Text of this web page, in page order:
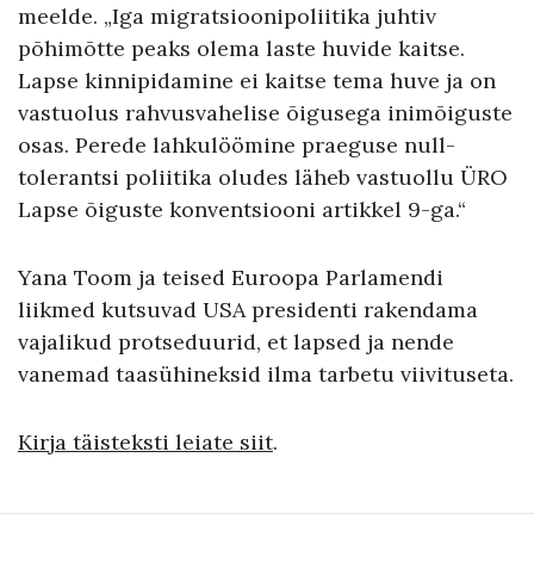
meelde. „Iga migratsioonipoliitika juhtiv
põhimõtte peaks olema laste huvide kaitse.
Lapse kinnipidamine ei kaitse tema huve ja on
vastuolus rahvusvahelise õigusega inimõiguste
osas. Perede lahkulöömine praeguse null-
tolerantsi poliitika oludes läheb vastuollu ÜRO
Lapse õiguste konventsiooni artikkel 9-ga.“
Yana Toom ja teised Euroopa Parlamendi
liikmed kutsuvad USA presidenti rakendama
vajalikud protseduurid, et lapsed ja nende
vanemad taasühineksid ilma tarbetu viivituseta.
Kirja täisteksti leiate siit.